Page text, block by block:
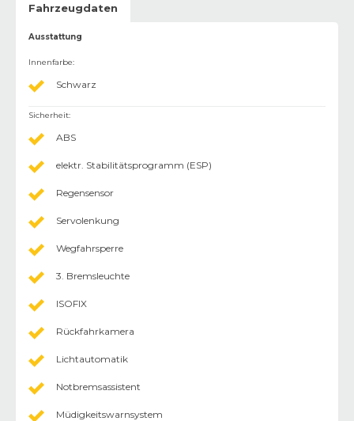
Fahrzeugdaten
Ausstattung
Innenfarbe:
Schwarz
Sicherheit:
ABS
elektr. Stabilitätsprogramm (ESP)
Regensensor
Servolenkung
Wegfahrsperre
3. Bremsleuchte
ISOFIX
Rückfahrkamera
Lichtautomatik
Notbremsassistent
Müdigkeitswarnsystem